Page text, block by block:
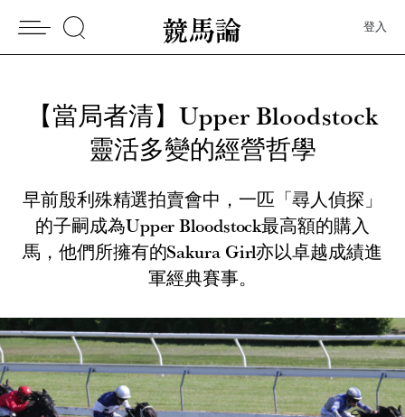
登入
【當局者清】Upper Bloodstock
靈活多變的經營哲學
早前殷利殊精選拍賣會中，一匹「尋人偵探」
的子嗣成為Upper Bloodstock最高額的購入
馬，他們所擁有的Sakura Girl亦以卓越成績進
軍經典賽事。